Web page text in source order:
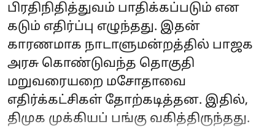
பிரதிநிதித்துவம் பாதிக்கப்படும் என
கடும் எதிர்ப்பு எழுந்தது. இதன்
காரணமாக நாடாளுமன்றத்தில் பாஜக
அரசு கொண்டுவந்த தொகுதி
மறுவரையறை மசோதாவை
எதிர்க்கட்சிகள் தோற்கடித்தன. இதில்,
திமுக முக்கியப் பங்கு வகித்திருந்தது.